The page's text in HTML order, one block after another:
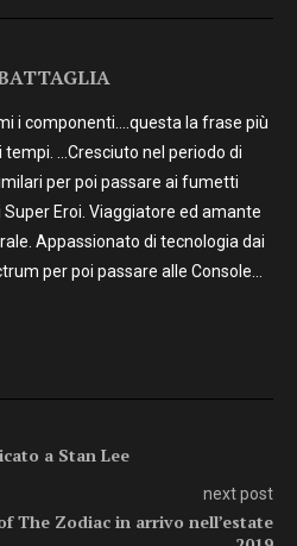
i componenti….questa la frase più
tempi. …Cresciuto nel periodo di
per poi passare ai fumetti
Eroi. Viaggiatore ed amante
Appassionato di tecnologia dai
per poi passare alle Console…
a Stan Lee
next post
The Zodiac in arrivo nell’estate